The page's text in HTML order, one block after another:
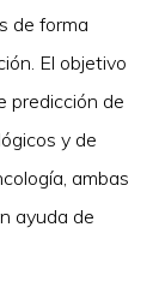
de forma
El objetivo
predicción de
y de
ambas
ayuda de